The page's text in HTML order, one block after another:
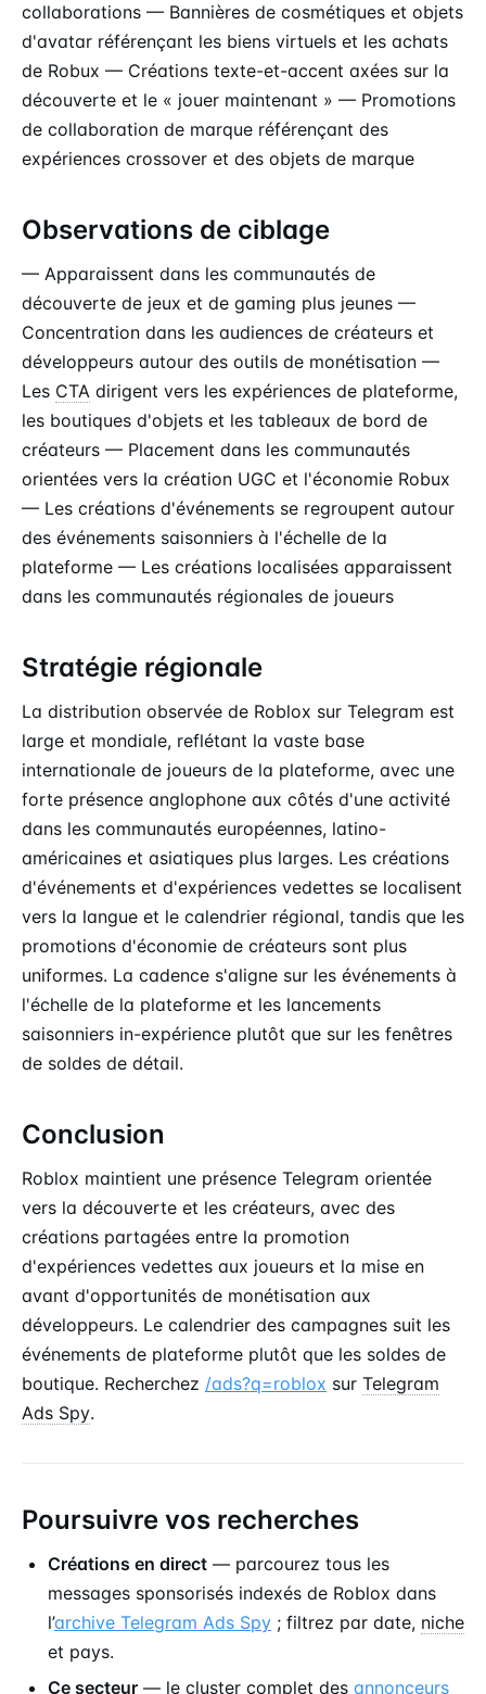
collaborations — Bannières de cosmétiques et objets
d'avatar référençant les biens virtuels et les achats
de Robux — Créations texte-et-accent axées sur la
découverte et le « jouer maintenant » — Promotions
de collaboration de marque référençant des
expériences crossover et des objets de marque
Observations de ciblage
— Apparaissent dans les communautés de
découverte de jeux et de gaming plus jeunes —
Concentration dans les audiences de créateurs et
développeurs autour des outils de monétisation —
Les CTA dirigent vers les expériences de plateforme,
les boutiques d'objets et les tableaux de bord de
créateurs — Placement dans les communautés
orientées vers la création UGC et l'économie Robux
— Les créations d'événements se regroupent autour
des événements saisonniers à l'échelle de la
plateforme — Les créations localisées apparaissent
dans les communautés régionales de joueurs
Stratégie régionale
La distribution observée de Roblox sur Telegram est
large et mondiale, reflétant la vaste base
internationale de joueurs de la plateforme, avec une
forte présence anglophone aux côtés d'une activité
dans les communautés européennes, latino-
américaines et asiatiques plus larges. Les créations
d'événements et d'expériences vedettes se localisent
vers la langue et le calendrier régional, tandis que les
promotions d'économie de créateurs sont plus
uniformes. La cadence s'aligne sur les événements à
l'échelle de la plateforme et les lancements
saisonniers in-expérience plutôt que sur les fenêtres
de soldes de détail.
Conclusion
Roblox maintient une présence Telegram orientée
vers la découverte et les créateurs, avec des
créations partagées entre la promotion
d'expériences vedettes aux joueurs et la mise en
avant d'opportunités de monétisation aux
développeurs. Le calendrier des campagnes suit les
événements de plateforme plutôt que les soldes de
boutique. Recherchez /ads?q=roblox sur Telegram
Ads Spy.
Poursuivre vos recherches
Créations en direct — parcourez tous les
messages sponsorisés indexés de Roblox dans
l’archive Telegram Ads Spy ; filtrez par date, niche
et pays.
Ce secteur — le cluster complet des annonceurs